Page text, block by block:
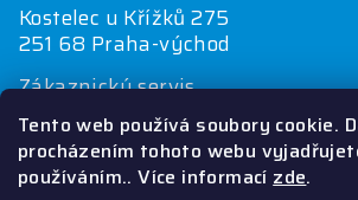
Tento web používá soubory cookie.
procházením tohoto webu
používáním.. Více informacízde.
Kostelec u Křížků 275
251 68 Praha-východ
Zákaznický servis
+420 222 721 025
objednávky@inlab.cz
Ekonomické oddělení